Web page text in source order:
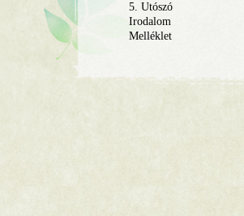
5. Utószó
Irodalom
Melléklet